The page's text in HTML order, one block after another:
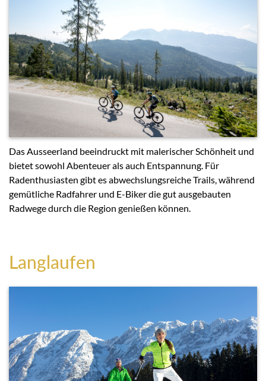
Das Ausseerland beeindruckt mit malerischer Schönheit und
bietet sowohl Abenteuer als auch Entspannung. Für
Radenthusiasten gibt es abwechslungsreiche Trails, während
gemütliche Radfahrer und E-Biker die gut ausgebauten
Radwege durch die Region genießen können.
Langlaufen